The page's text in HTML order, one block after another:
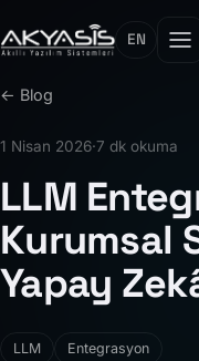
EN
← Blog
1 Nisan 2026·7 dk okuma
LLM
Kurumsal
Yapay
LLM Entegrasyon